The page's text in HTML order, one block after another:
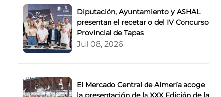
Diputación, Ayuntamiento y ASHAL
presentan el recetario del IV Concurso
Provincial de Tapas
Jul 08, 2026
El Mercado Central de Almería acoge
la presentación de la XXX Edición de la